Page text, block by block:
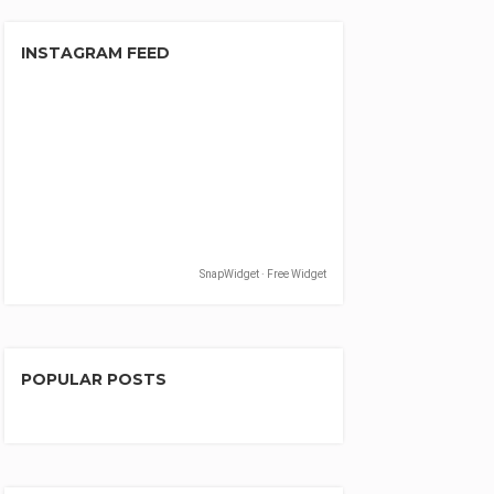
INSTAGRAM FEED
SnapWidget · Free Widget
POPULAR POSTS